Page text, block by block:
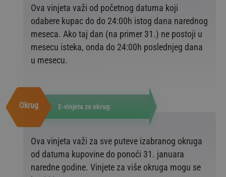
Ova vinjeta važi od početnog datuma koji
odabere kupac do do 24:00h istog dana narednog
meseca. Ako taj dan (na primer 31.) ne postoji u
mesecu isteka, onda do 24:00h poslednjeg dana
u mesecu.
Okrug E-vinjeta za okrug:
Ova vinjeta važi za sve puteve izabranog okruga
od datuma kupovine do ponoći 31. januara
naredne godine. Vinjete za više okruga mogu se